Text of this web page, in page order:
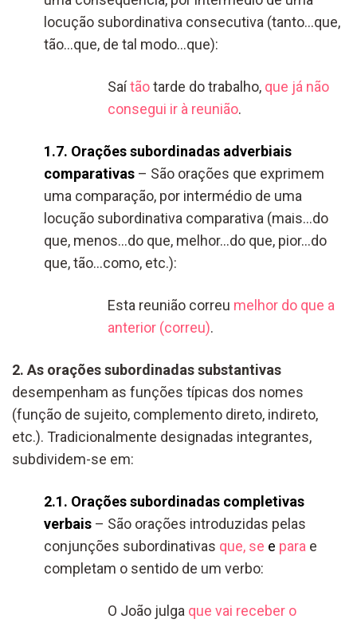
locução subordinativa consecutiva (tanto…que,
tão…que, de tal modo…que):
Saítãotarde do trabalho, que já não
consegui ir à reunião.
1.7. Orações subordinadas adverbiais
comparativas – São orações que exprimem
uma comparação, por intermédio de uma
locução subordinativa comparativa (mais…do
que, menos…do que, melhor…do que, pior…do
que, tão…como, etc.):
Esta reunião correu melhor do que a
anterior (correu).
2. As orações subordinadas substantivas
desempenham as funções típicas dos nomes
(função de sujeito, complemento direto, indireto,
etc.). Tradicionalmente designadas integrantes,
subdividem-se em:
2.1. Orações subordinadas completivas
verbais – São orações introduzidas pelas
conjunções subordinativas que, se e para e
completam o sentido de um verbo:
O João julga que vai receber o